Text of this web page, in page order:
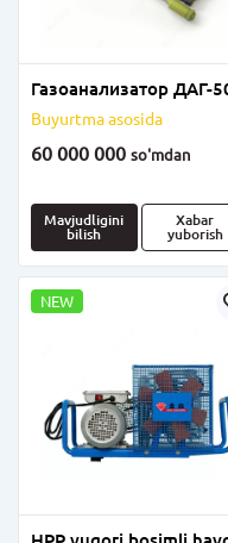
Газоанализатор ДАГ-
Buyurtma asosida
60 000 000 so'mdan
Mavjudligini
bilish
Xabar
yuborish
NEW